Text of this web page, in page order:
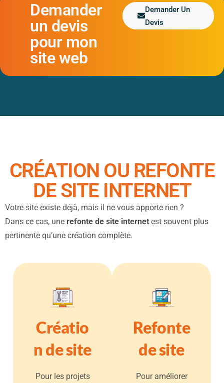
Demander
un devis
pour mon
site web
Demander Un
Devis
CRÉATION OU REFONTE
DE SITE INTERNET
Votre site existe déjà, mais il ne vous apporte rien ?
Dans ce cas, une refonte de site internet est souvent plus
pertinente qu’une création complète.
Créatio
n de site
Pour les projets
Refonte
de site
Pour améliorer